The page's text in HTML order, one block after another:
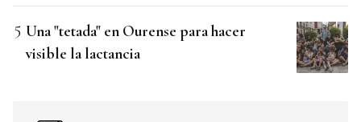
Una "tetada" en Ourense para hacer
visible la lactancia